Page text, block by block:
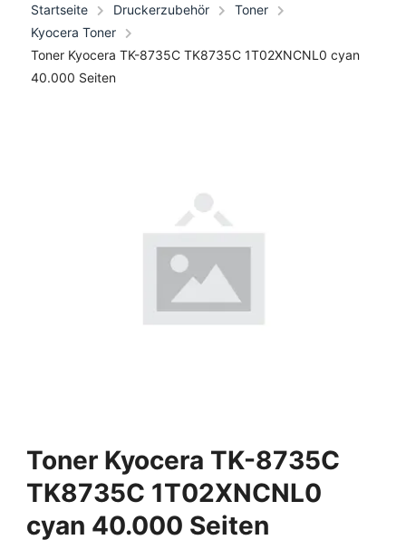
Startseite Druckerzubehör
Toner
Kyocera Toner
Toner Kyocera TK-8735C TK8735C 1T02XNCNL0 cyan
40.000 Seiten
Toner Kyocera TK-8735C
TK8735C 1T02XNCNL0
cyan 40.000 Seiten